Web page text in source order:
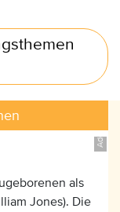
AdobeStock_88631511, ©pololia
als
Jones). Die